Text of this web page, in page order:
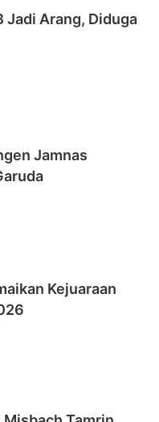
Jadi Arang, Diduga
Jamnas
Kejuaraan